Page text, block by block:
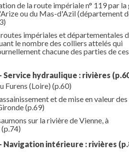
de la route impériale n° 119 par
ou du Mas-d'Azil (département
impériales et départementales
le nombre des colliers attelés qui
chacune des parties de ces
Service hydraulique : rivières
Furens (Loire) (p.60)
et de mise en valeur des
(p.69)
sur la rivière de Vienne, à
(p.74)
Navigation intérieure : rivières